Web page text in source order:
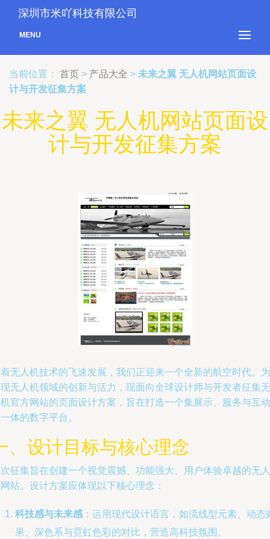
深圳市米吖科技有限公司
MENU
当前位置： 首页 > 产品大全 > 未来之翼 无人机网站页面设
计与开发征集方案
未来之翼 无人机网站页面设
计与开发征集方案
无人机技术的飞速发展，我们正迎来一个全新的航空时代。为
无人机领域的创新与活力，现面向全球设计师与开发者征集无
官方网站的页面设计方案，旨在打造一个集展示、服务与互动
体的数字平台。
、设计目标与核心理念
征集旨在创建一个视觉震撼、功能强大、用户体验卓越的无人
站。设计方案应体现以下核心理念：
科技感与未来感 ：运用现代设计语言，如流线型元素、动态
果、深色系与霓虹色彩的对比，营造高科技氛围。